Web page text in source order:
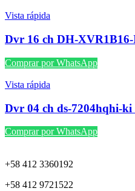
Vista rápida
Dvr 16 ch DH-
Comprar por WhatsApp
Vista rápida
Dvr 04 ch ds-7204hqhi-
Comprar por WhatsApp
+58 412 3360192
+58 412 9721522